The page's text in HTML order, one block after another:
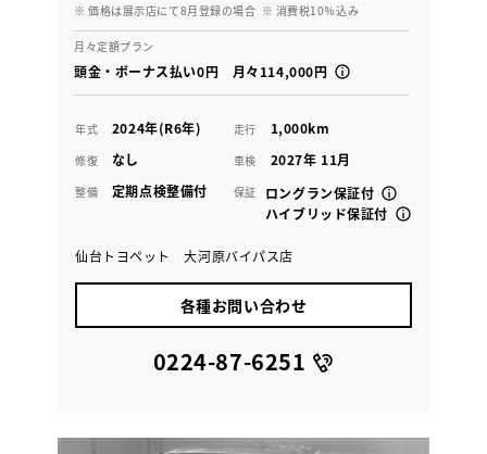
※ 価格は展示店にて8月登録の場合 ※ 消費税10％込み
月々定額プラン
頭金・ボーナス払い0円 月々114,000円
年式 2024年(R6年) 走行 1,000km
修復 なし 車検 2027年 11月
整備 定期点検整備付 保証
ロングラン保証付
ハイブリッド保証付
仙台トヨペット 大河原バイパス店
各種お問い合わせ
0224-87-6251